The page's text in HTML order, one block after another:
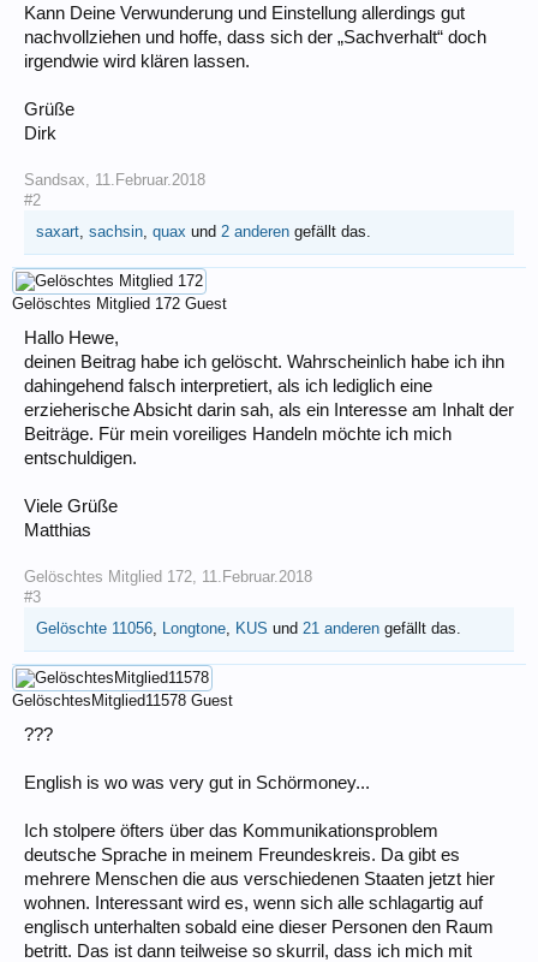
Kann Deine Verwunderung und Einstellung allerdings gut
nachvollziehen und hoffe, dass sich der „Sachverhalt“ doch
irgendwie wird klären lassen.
Grüße
Dirk
Sandsax, 11.Februar.2018
#2
saxart, sachsin, quax und 2 anderen gefällt das.
Gelöschtes Mitglied 172 Guest
Hallo Hewe,
deinen Beitrag habe ich gelöscht. Wahrscheinlich habe ich ihn
dahingehend falsch interpretiert, als ich lediglich eine
erzieherische Absicht darin sah, als ein Interesse am Inhalt der
Beiträge. Für mein voreiliges Handeln möchte ich mich
entschuldigen.
Viele Grüße
Matthias
Gelöschtes Mitglied 172, 11.Februar.2018
#3
Gelöschte 11056, Longtone, KUS und 21 anderen gefällt das.
GelöschtesMitglied11578 Guest
???
English is wo was very gut in Schörmoney...
Ich stolpere öfters über das Kommunikationsproblem
deutsche Sprache in meinem Freundeskreis. Da gibt es
mehrere Menschen die aus verschiedenen Staaten jetzt hier
wohnen. Interessant wird es, wenn sich alle schlagartig auf
englisch unterhalten sobald eine dieser Personen den Raum
betritt. Das ist dann teilweise so skurril, dass ich mich mit